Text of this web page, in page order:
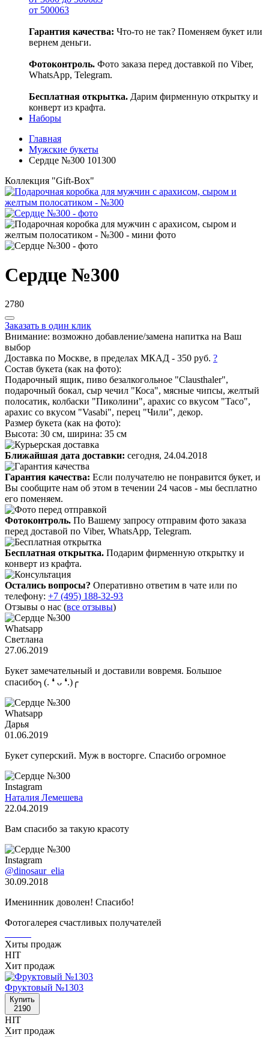
от 500063
Гарантия качества: Что-то не так? Поменяем букет или
вернем деньги.
Фотоконтроль. Фото заказа перед доставкой по Viber,
WhatsApp, Telegram.
Бесплатная открытка. Дарим фирменную открытку и
конверт из крафта.
Наборы
Главная
Мужские букеты
Сердце №300 101300
Коллекция "Gift-Box"
Сердце №300
2780
Заказать в один клик
Внимание: возможно добавление/замена напитка на Ваш
выбор
Доставка по Москве, в пределах МКАД - 350 руб. ?
Состав букета (как на фото):
Подарочный ящик, пиво безалкогольное "Clausthaler",
подарочный бокал, сыр чечил "Коса", мясные чипсы, желтый
полосатик, колбаски "Пиколини", арахис со вкусом "Taco",
арахис со вкусом "Vasabi", перец "Чили", декор.
Размер букета (как на фото):
Высота: 30 см, ширина: 35 см
Ближайшая дата доставки: сегодня, 24.04.2018
Гарантия качества: Если получателю не понравится букет, и
Вы сообщите нам об этом в течении 24 часов - мы бесплатно
его поменяем.
Фотоконтроль. По Вашему запросу отправим фото заказа
перед доставой по Viber, WhatsApp, Telegram.
Бесплатная открытка. Подарим фирменную открытку и
конверт из крафта.
Остались вопросы? Оперативно ответим в чате или по
телефону: +7 (495) 188-32-93
Отзывы о нас (все отзывы)
Whatsapp
Светлана
27.06.2019
Букет замечательный и доставили вовремя. Большое
спасибо╮(. ❛ ᴗ ❛.)╭
Whatsapp
Дарья
01.06.2019
Букет суперский. Муж в восторге. Спасибо огромное
Instagram
Наталия Лемешева
22.04.2019
Вам спасибо за такую красоту
Instagram
@dinosaur_elia
30.09.2018
Именинник доволен! Спасибо!
Фотогалерея счастливых получателей
Хиты продаж
HIT
Хит продаж
Фруктовый №1303
Купить
2190
HIT
Хит продаж